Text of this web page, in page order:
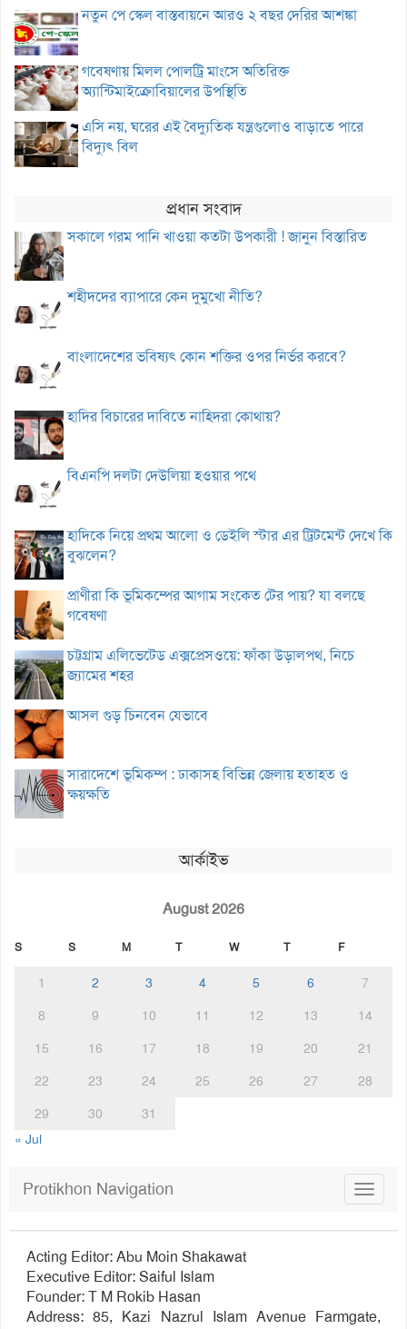
নতুন পে স্কেল বাস্তবায়নে আরও ২ বছর দেরির আশঙ্কা
গবেষণায় মিলল পোলট্রি মাংসে অতিরিক্ত
অ্যান্টিমাইক্রোবিয়ালের উপস্থিতি
এসি নয়, ঘরের এই বৈদ্যুতিক যন্ত্রগুলোও বাড়াতে পারে
বিদ্যুৎ বিল
প্রধান সংবাদ
সকালে গরম পানি খাওয়া কতটা উপকারী ! জানুন বিস্তারিত
শহীদদের ব্যাপারে কেন দুমুখো নীতি?
বাংলাদেশের ভবিষ্যৎ কোন শক্তির ওপর নির্ভর করবে?
হাদির বিচারের দাবিতে নাহিদরা কোথায়?
বিএনপি দলটা দেউলিয়া হওয়ার পথে
হাদিকে নিয়ে প্রথম আলো ও ডেইলি স্টার এর ট্রিটমেন্ট দেখে কি
বুঝলেন?
প্রাণীরা কি ভূমিকম্পের আগাম সংকেত টের পায়? যা বলছে
গবেষণা
চট্টগ্রাম এলিভেটেড এক্সপ্রেসওয়ে: ফাঁকা উড়ালপথ, নিচে
জ্যামের শহর
আসল গুড় চিনবেন যেভাবে
সারাদেশে ভূমিকম্প : ঢাকাসহ বিভিন্ন জেলায় হতাহত ও
ক্ষয়ক্ষতি
আর্কাইভ
August 2026
S S M T W T F
1 2 3 4 5 6
7
8
9 10 11 12 13
14
15
16 17 18 19 20
21
22
23 24 25 26 27
28
29
30
31
« Jul
Toggle
Protikhon Navigation
Acting Editor: Abu Moin Shakawat
Executive Editor: Saiful Islam
Founder: T M Rokib Hasan
Address: 85, Kazi Nazrul Islam Avenue Farmgate,